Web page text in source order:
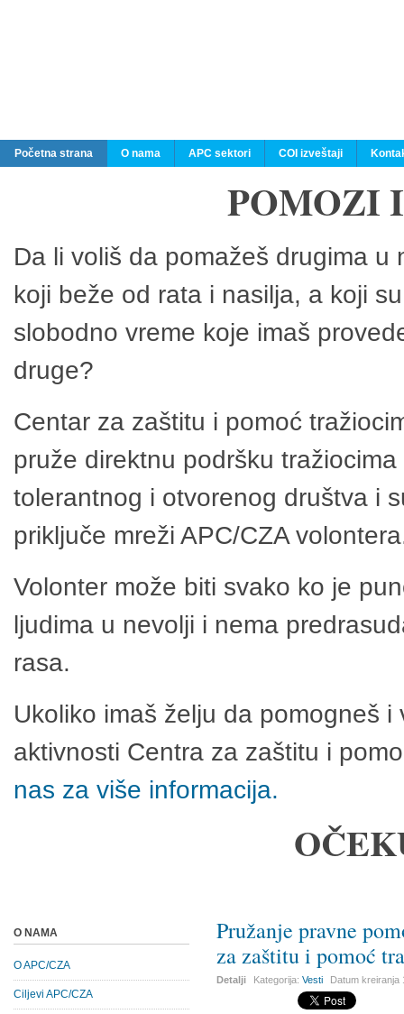
Početna strana O nama APC sektori COI izveštaji
POMOZI
Da li voliš da pomažeš drugima
koji beže od rata i nasilja, a koji
slobodno vreme koje imaš
druge?
Centar za zaštitu i pomoć
pruže direktnu podršku
tolerantnog i otvorenog društva i
priključe mreži APC/CZA
Volonter može biti svako ko je
ljudima u nevolji i nema
rasa.
Ukoliko imaš želju da pomogneš
aktivnosti Centra za zaštitu i
nas za više informacija.
Pružanje pravne
za zaštitu i pomoć
Detalji Kategorija:Vesti Datum kreiranja
O NAMA
O APC/CZA
Ciljevi APC/CZA